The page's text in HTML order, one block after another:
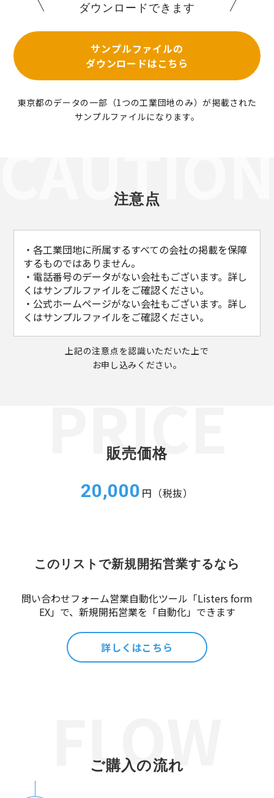
ダウンロードできます
サンプルファイルの
ダウンロードはこちら
東京都のデータの一部（1つの工業団地のみ）が掲載された
サンプルファイルになります。
注意点
・各工業団地に所属するすべての会社の掲載を保障
するものではありません。
・電話番号のデータがない会社もございます。詳し
くはサンプルファイルをご確認ください。
・公式ホームページがない会社もございます。詳し
くはサンプルファイルをご確認ください。
上記の注意点を認識いただいた上で
お申し込みください。
販売価格
20,000 円（税抜）
このリストで新規開拓営業するなら
問い合わせフォーム営業自動化ツール「Listers form
EX」で、新規開拓営業を「自動化」できます
詳しくはこちら
ご購入の流れ